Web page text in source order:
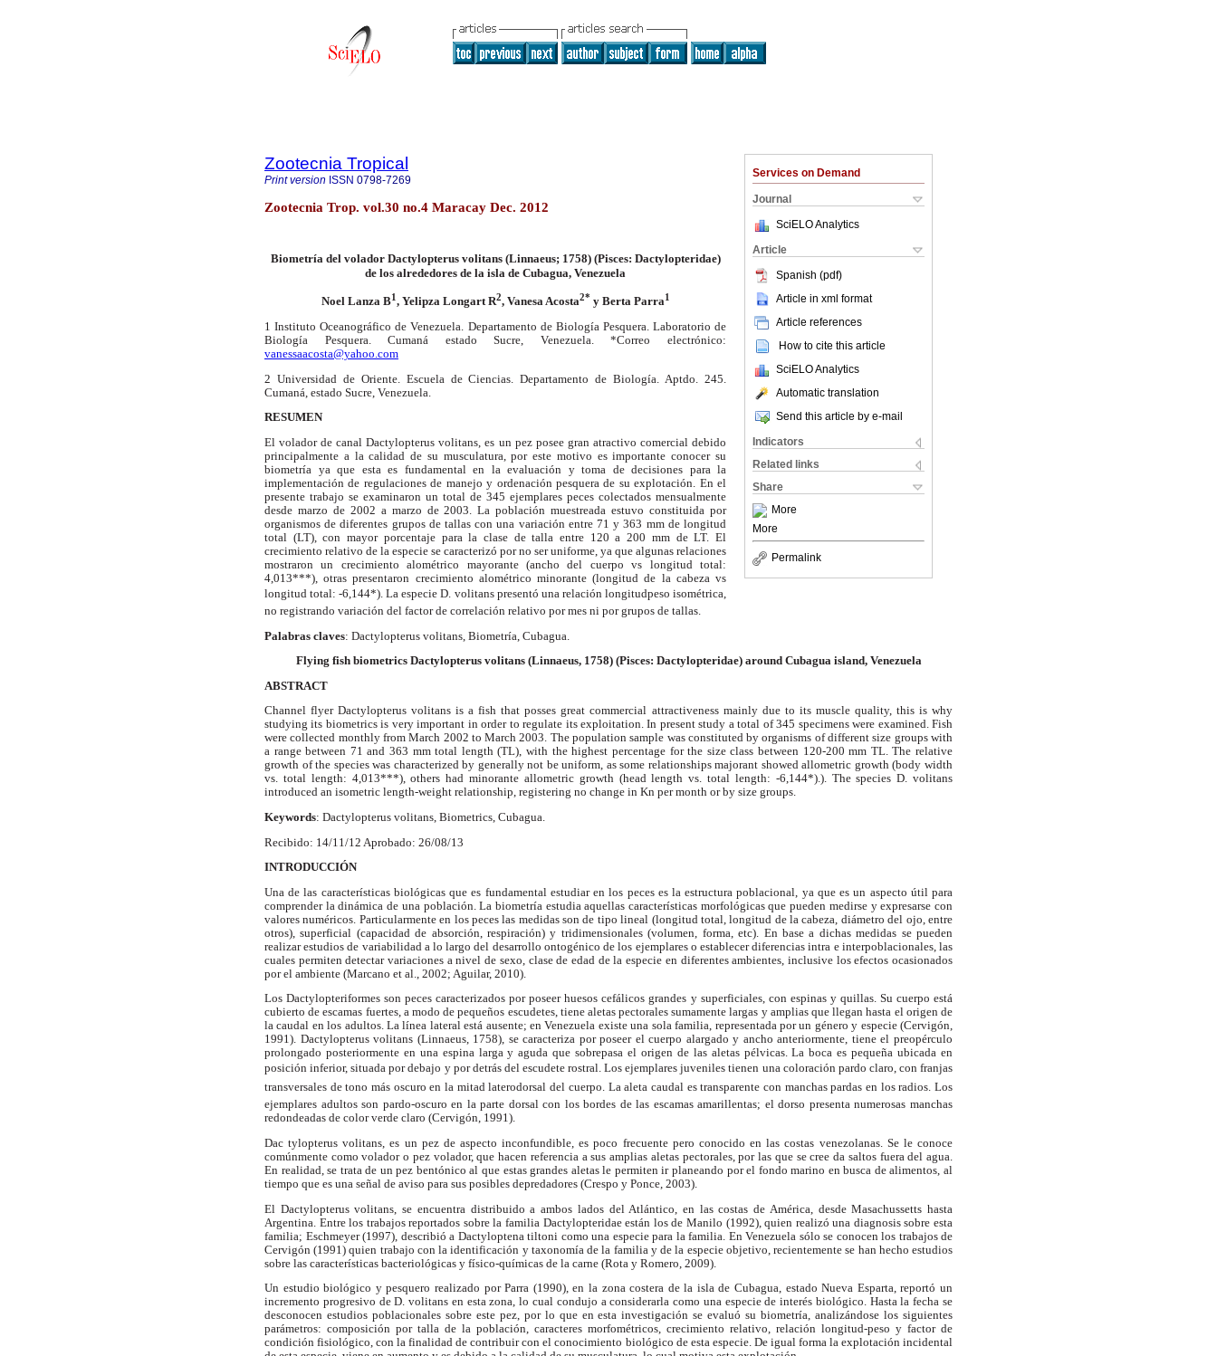
Services on Demand
Journal
SciELO Analytics
Article
Spanish (pdf)
Article in xml format
Article references
How to cite this article
SciELO Analytics
Automatic translation
Send this article by e-mail
Indicators
Related links
Share
More
More
Permalink
Zootecnia Tropical
Print version ISSN 0798-7269
Zootecnia Trop. vol.30 no.4 Maracay Dec. 2012
Biometría del volador Dactylopterus volitans (Linnaeus; 1758) (Pisces: Dactylopteridae)
de los alrededores de la isla de Cubagua, Venezuela
Noel Lanza B1, Yelipza Longart R2, Vanesa Acosta2* y Berta Parra1
1 Instituto Oceanográfico de Venezuela. Departamento de Biología Pesquera. Laboratorio de
Biología Pesquera. Cumaná estado Sucre, Venezuela. *Correo electrónico:
vanessaacosta@yahoo.com
2 Universidad de Oriente. Escuela de Ciencias. Departamento de Biología. Aptdo. 245.
Cumaná, estado Sucre, Venezuela.
RESUMEN
El volador de canal Dactylopterus volitans, es un pez posee gran atractivo comercial debido
principalmente a la calidad de su musculatura, por este motivo es importante conocer su
biometría ya que esta es fundamental en la evaluación y toma de decisiones para la
implementación de regulaciones de manejo y ordenación pesquera de su explotación. En el
presente trabajo se examinaron un total de 345 ejemplares peces colectados mensualmente
desde marzo de 2002 a marzo de 2003. La población muestreada estuvo constituida por
organismos de diferentes grupos de tallas con una variación entre 71 y 363 mm de longitud
total (LT), con mayor porcentaje para la clase de talla entre 120 a 200 mm de LT. El
crecimiento relativo de la especie se caracterizó por no ser uniforme, ya que algunas relaciones
mostraron un crecimiento alométrico mayorante (ancho del cuerpo vs longitud total:
4,013***), otras presentaron crecimiento alométrico minorante (longitud de la cabeza vs
longitud total: -6,144*). La especie D. volitans presentó una relación longitudpeso isométrica,
no registrando variación del factor de correlación relativo por mes ni por grupos de tallas.
Palabras claves: Dactylopterus volitans, Biometría, Cubagua.
Flying fish biometrics Dactylopterus volitans (Linnaeus, 1758) (Pisces: Dactylopteridae) around Cubagua island, Venezuela
ABSTRACT
Channel flyer Dactylopterus volitans is a fish that posses great commercial attractiveness mainly due to its muscle quality, this is why
studying its biometrics is very important in order to regulate its exploitation. In present study a total of 345 specimens were examined. Fish
were collected monthly from March 2002 to March 2003. The population sample was constituted by organisms of different size groups with
a range between 71 and 363 mm total length (TL), with the highest percentage for the size class between 120-200 mm TL. The relative
growth of the species was characterized by generally not be uniform, as some relationships majorant showed allometric growth (body width
vs. total length: 4,013***), others had minorante allometric growth (head length vs. total length: -6,144*).). The species D. volitans
introduced an isometric length-weight relationship, registering no change in Kn per month or by size groups.
Keywords: Dactylopterus volitans, Biometrics, Cubagua.
Recibido: 14/11/12 Aprobado: 26/08/13
INTRODUCCIÓN
Una de las características biológicas que es fundamental estudiar en los peces es la estructura poblacional, ya que es un aspecto útil para
comprender la dinámica de una población. La biometría estudia aquellas características morfológicas que pueden medirse y expresarse con
valores numéricos. Particularmente en los peces las medidas son de tipo lineal (longitud total, longitud de la cabeza, diámetro del ojo, entre
otros), superficial (capacidad de absorción, respiración) y tridimensionales (volumen, forma, etc). En base a dichas medidas se pueden
realizar estudios de variabilidad a lo largo del desarrollo ontogénico de los ejemplares o establecer diferencias intra e interpoblacionales, las
cuales permiten detectar variaciones a nivel de sexo, clase de edad de la especie en diferentes ambientes, inclusive los efectos ocasionados
por el ambiente (Marcano et al., 2002; Aguilar, 2010).
Los Dactylopteriformes son peces caracterizados por poseer huesos cefálicos grandes y superficiales, con espinas y quillas. Su cuerpo está
cubierto de escamas fuertes, a modo de pequeños escudetes, tiene aletas pectorales sumamente largas y amplias que llegan hasta el origen de
la caudal en los adultos. La línea lateral está ausente; en Venezuela existe una sola familia, representada por un género y especie (Cervigón,
1991). Dactylopterus volitans (Linnaeus, 1758), se caracteriza por poseer el cuerpo alargado y ancho anteriormente, tiene el preopérculo
prolongado posteriormente en una espina larga y aguda que sobrepasa el origen de las aletas pélvicas. La boca es pequeña ubicada en
posición inferior, situada por debajo y por detrás del escudete rostral. Los ejemplares juveniles tienen una coloración pardo claro, con franjas
transversales de tono más oscuro en la mitad laterodorsal del cuerpo. La aleta caudal es transparente con manchas pardas en los radios. Los
ejemplares adultos son pardo-oscuro en la parte dorsal con los bordes de las escamas amarillentas; el dorso presenta numerosas manchas
redondeadas de color verde claro (Cervigón, 1991).
Dac tylopterus volitans, es un pez de aspecto inconfundible, es poco frecuente pero conocido en las costas venezolanas. Se le conoce
comúnmente como volador o pez volador, que hacen referencia a sus amplias aletas pectorales, por las que se cree da saltos fuera del agua.
En realidad, se trata de un pez bentónico al que estas grandes aletas le permiten ir planeando por el fondo marino en busca de alimentos, al
tiempo que es una señal de aviso para sus posibles depredadores (Crespo y Ponce, 2003).
El Dactylopterus volitans, se encuentra distribuido a ambos lados del Atlántico, en las costas de América, desde Masachussetts hasta
Argentina. Entre los trabajos reportados sobre la familia Dactylopteridae están los de Manilo (1992), quien realizó una diagnosis sobre esta
familia; Eschmeyer (1997), describió a Dactyloptena tiltoni como una especie para la familia. En Venezuela sólo se conocen los trabajos de
Cervigón (1991) quien trabajo con la identificación y taxonomía de la familia y de la especie objetivo, recientemente se han hecho estudios
sobre las características bacteriológicas y físico-químicas de la carne (Rota y Romero, 2009).
Un estudio biológico y pesquero realizado por Parra (1990), en la zona costera de la isla de Cubagua, estado Nueva Esparta, reportó un
incremento progresivo de D. volitans en esta zona, lo cual condujo a considerarla como una especie de interés biológico. Hasta la fecha se
desconocen estudios poblacionales sobre este pez, por lo que en esta investigación se evaluó su biometría, analizándose los siguientes
parámetros: composición por talla de la población, caracteres morfométricos, crecimiento relativo, relación longitud-peso y factor de
condición fisiológico, con la finalidad de contribuir con el conocimiento biológico de esta especie. De igual forma la explotación incidental